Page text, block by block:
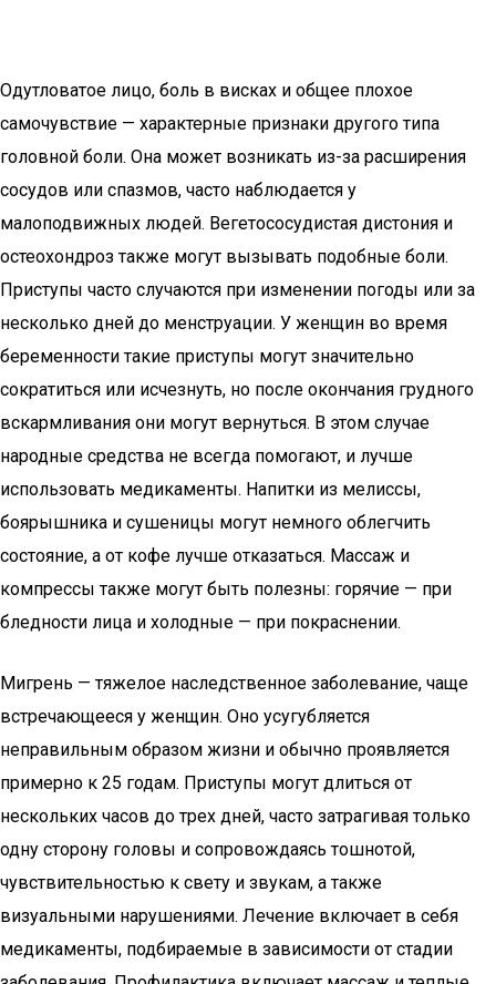
Одутловатое лицо, боль в висках и общее плохое
самочувствие — характерные признаки другого типа
головной боли. Она может возникать из-за расширения
сосудов или спазмов, часто наблюдается у
малоподвижных людей. Вегетососудистая дистония и
остеохондроз также могут вызывать подобные боли.
Приступы часто случаются при изменении погоды или за
несколько дней до менструации. У женщин во время
беременности такие приступы могут значительно
сократиться или исчезнуть, но после окончания грудного
вскармливания они могут вернуться. В этом случае
народные средства не всегда помогают, и лучше
использовать медикаменты. Напитки из мелиссы,
боярышника и сушеницы могут немного облегчить
состояние, а от кофе лучше отказаться. Массаж и
компрессы также могут быть полезны: горячие — при
бледности лица и холодные — при покраснении.
Мигрень — тяжелое наследственное заболевание, чаще
встречающееся у женщин. Оно усугубляется
неправильным образом жизни и обычно проявляется
примерно к 25 годам. Приступы могут длиться от
нескольких часов до трех дней, часто затрагивая только
одну сторону головы и сопровождаясь тошнотой,
чувствительностью к свету и звукам, а также
визуальными нарушениями. Лечение включает в себя
медикаменты, подбираемые в зависимости от стадии